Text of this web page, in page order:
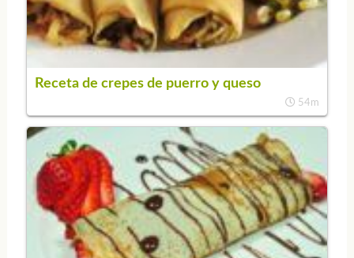
Receta de crepes de puerro y queso
54m